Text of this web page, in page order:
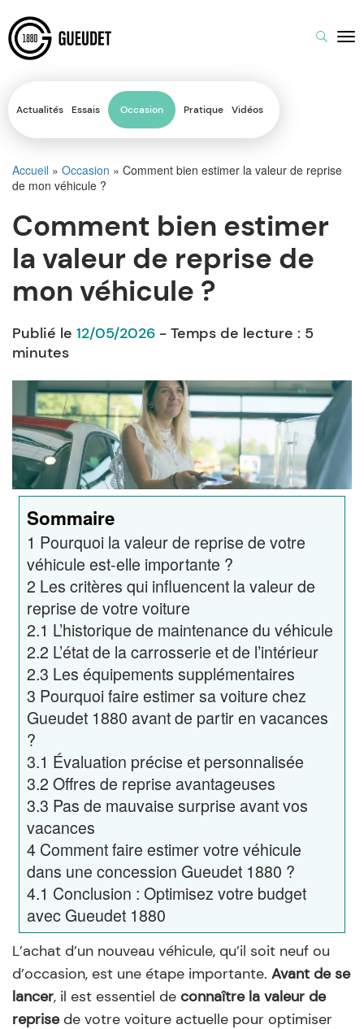
Actualités Essais Occasion Pratique Vidéos
Accueil » Occasion » Comment bien estimer la valeur de reprise
de mon véhicule ?
Comment bien estimer
la valeur de reprise de
mon véhicule ?
Publié le 12/05/2026 - Temps de lecture : 5
minutes
Sommaire
1 Pourquoi la valeur de reprise de votre
véhicule est-elle importante ?
2 Les critères qui influencent la valeur de
reprise de votre voiture
2.1 L’historique de maintenance du véhicule
2.2 L’état de la carrosserie et de l’intérieur
2.3 Les équipements supplémentaires
3 Pourquoi faire estimer sa voiture chez
Gueudet 1880 avant de partir en vacances
?
3.1 Évaluation précise et personnalisée
3.2 Offres de reprise avantageuses
3.3 Pas de mauvaise surprise avant vos
vacances
4 Comment faire estimer votre véhicule
dans une concession Gueudet 1880 ?
4.1 Conclusion : Optimisez votre budget
avec Gueudet 1880
L’achat d’un nouveau véhicule, qu’il soit neuf ou
d’occasion, est une étape importante. Avant de se
lancer, il est essentiel de connaître la valeur de
reprisede votre voiture actuelle pour optimiser